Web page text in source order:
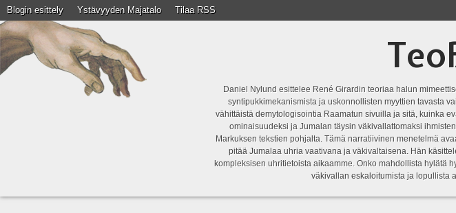
Blogin esittely Ystävyyden Majatalo Tilaa RSS
Daniel Nylund esittelee René Girardin teoriaa halun
syntipukkimekanismista ja uskonnollisten myyttien tavasta
vähittäistä demytologisointia Raamatun sivuilla ja sitä, kuinka
ominaisuudeksi ja Jumalan täysin väkivallattomaksi
Markuksen tekstien pohjalta. Tämä narratiivinen menetelmä
pitää Jumalaa uhria vaativana ja väkivaltaisena. Hän
kompleksisen uhritietoista aikaamme. Onko mahdollista hylätä
väkivallan eskaloitumista ja lopullista